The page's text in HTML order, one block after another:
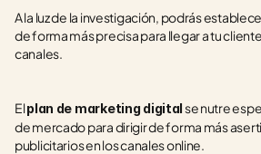
A la luz de la investigación, podrás
de forma más precisa para llegar a tu
canales.
El plan de marketing digital se nutre
de mercado para dirigir de forma más
publicitarios en los canales online.